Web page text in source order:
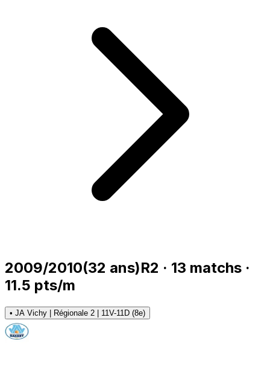
2009/2010(32 ans)R2 · 13 matchs ·
11.5 pts/m
• JA Vichy | Régionale 2 | 11V-11D (8e)